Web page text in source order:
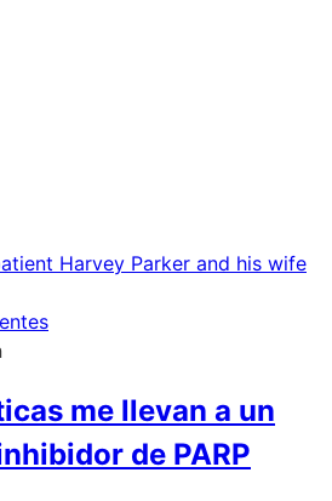
me llevan a un
de PARP